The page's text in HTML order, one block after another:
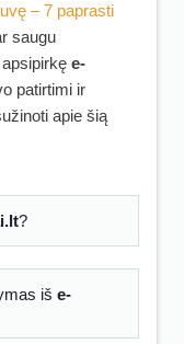
– 7 paprasti
saugu
e-
patirtimi ir
apie šią
?
iš e-